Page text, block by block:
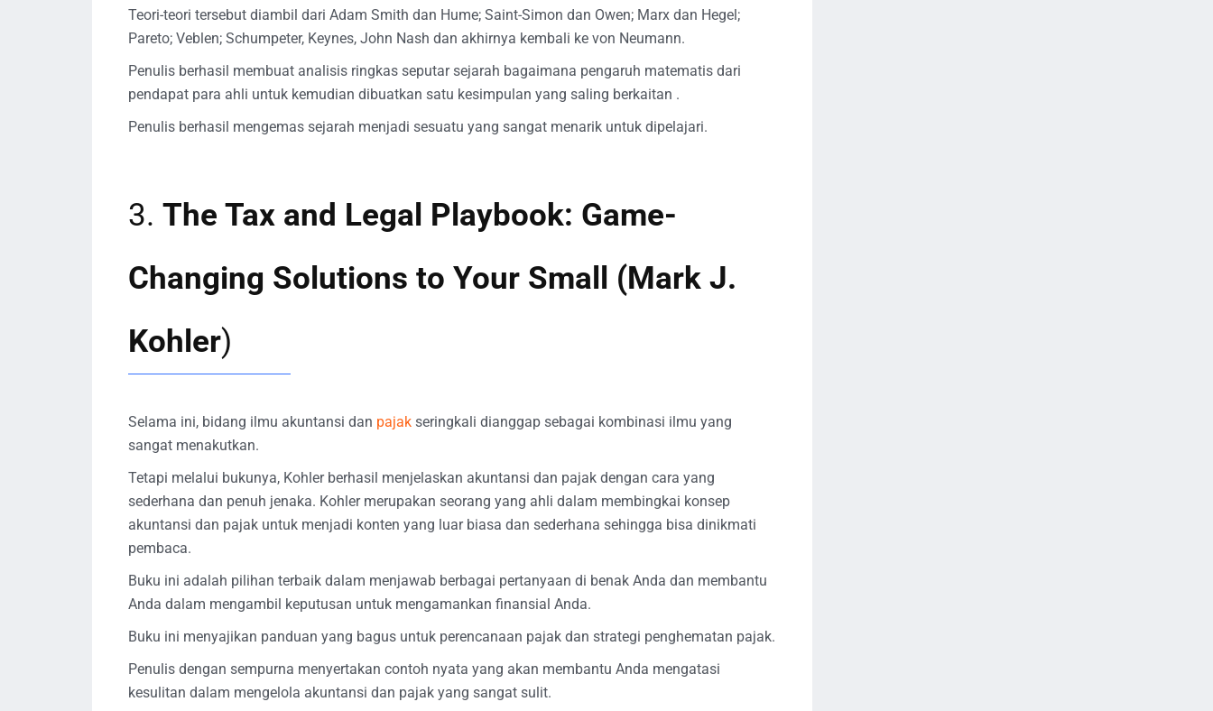
Teori-teori tersebut diambil dari Adam Smith dan Hume; Saint-Simon dan Owen; Marx dan Hegel;
Pareto; Veblen; Schumpeter, Keynes, John Nash dan akhirnya kembali ke von Neumann.
Penulis berhasil membuat analisis ringkas seputar sejarah bagaimana pengaruh matematis dari
pendapat para ahli untuk kemudian dibuatkan satu kesimpulan yang saling berkaitan .
Penulis berhasil mengemas sejarah menjadi sesuatu yang sangat menarik untuk dipelajari.
3. The Tax and Legal Playbook: Game-
Changing Solutions to Your Small (Mark J.
Kohler)
Selama ini, bidang ilmu akuntansi dan pajak seringkali dianggap sebagai kombinasi ilmu yang
sangat menakutkan.
Tetapi melalui bukunya, Kohler berhasil menjelaskan akuntansi dan pajak dengan cara yang
sederhana dan penuh jenaka. Kohler merupakan seorang yang ahli dalam membingkai konsep
akuntansi dan pajak untuk menjadi konten yang luar biasa dan sederhana sehingga bisa dinikmati
pembaca.
Buku ini adalah pilihan terbaik dalam menjawab berbagai pertanyaan di benak Anda dan membantu
Anda dalam mengambil keputusan untuk mengamankan finansial Anda.
Buku ini menyajikan panduan yang bagus untuk perencanaan pajak dan strategi penghematan pajak.
Penulis dengan sempurna menyertakan contoh nyata yang akan membantu Anda mengatasi
kesulitan dalam mengelola akuntansi dan pajak yang sangat sulit.